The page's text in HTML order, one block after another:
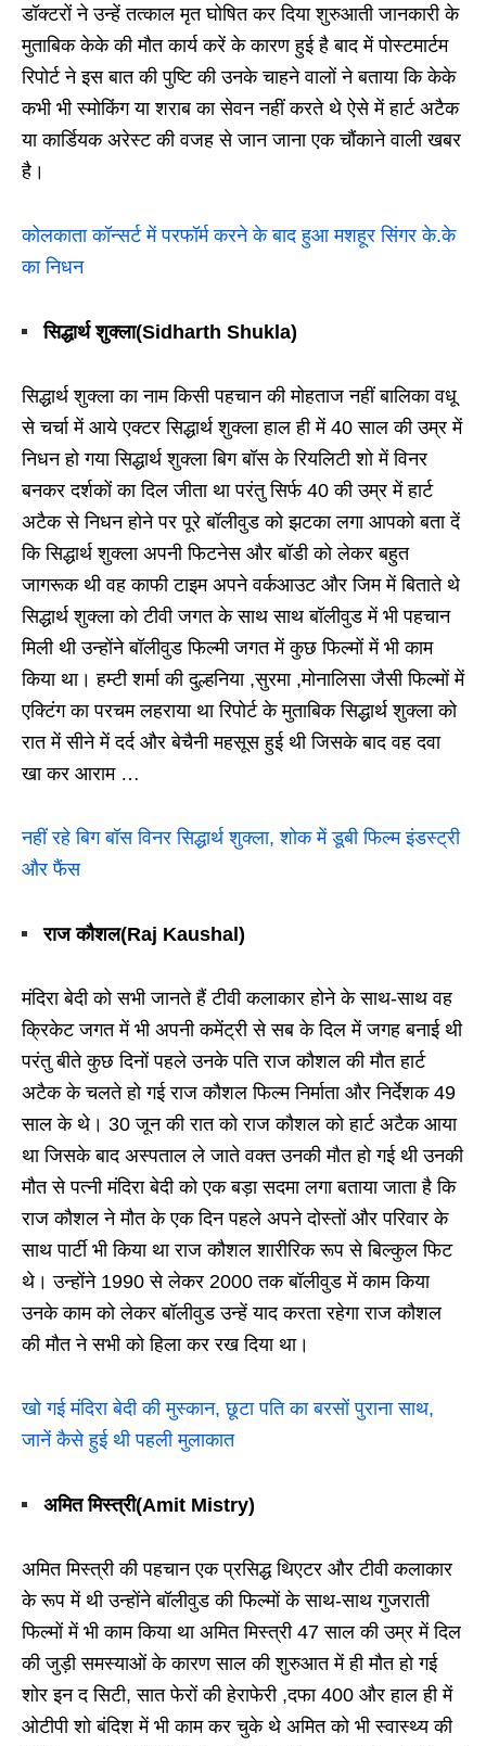
डॉक्टरों ने उन्हें तत्काल मृत घोषित कर दिया शुरुआती जानकारी के
मुताबिक केके की मौत कार्य करें के कारण हुई है बाद में पोस्टमार्टम
रिपोर्ट ने इस बात की पुष्टि की उनके चाहने वालों ने बताया कि केके
कभी भी स्मोकिंग या शराब का सेवन नहीं करते थे ऐसे में हार्ट अटैक
या कार्डियक अरेस्ट की वजह से जान जाना एक चौंकाने वाली खबर
है।
कोलकाता कॉन्सर्ट में परफॉर्म करने के बाद हुआ मशहूर सिंगर के.के
का निधन
सिद्धार्थ शुक्ला(Sidharth Shukla)
सिद्धार्थ शुक्ला का नाम किसी पहचान की मोहताज नहीं बालिका वधू
से चर्चा में आये एक्टर सिद्धार्थ शुक्ला हाल ही में 40 साल की उम्र में
निधन हो गया सिद्धार्थ शुक्ला बिग बॉस के रियलिटी शो में विनर
बनकर दर्शकों का दिल जीता था परंतु सिर्फ 40 की उम्र में हार्ट
अटैक से निधन होने पर पूरे बॉलीवुड को झटका लगा आपको बता दें
कि सिद्धार्थ शुक्ला अपनी फिटनेस और बॉडी को लेकर बहुत
जागरूक थी वह काफी टाइम अपने वर्कआउट और जिम में बिताते थे
सिद्धार्थ शुक्ला को टीवी जगत के साथ साथ बॉलीवुड में भी पहचान
मिली थी उन्होंने बॉलीवुड फिल्मी जगत में कुछ फिल्मों में भी काम
किया था। हम्टी शर्मा की दुल्हनिया ,सुरमा ,मोनालिसा जैसी फिल्मों में
एक्टिंग का परचम लहराया था रिपोर्ट के मुताबिक सिद्धार्थ शुक्ला को
रात में सीने में दर्द और बेचैनी महसूस हुई थी जिसके बाद वह दवा
खा कर आराम …
नहीं रहे बिग बॉस विनर सिद्धार्थ शुक्ला, शोक में डूबी फिल्म इंडस्ट्री
और फैंस
राज कौशल(Raj Kaushal)
मंदिरा बेदी को सभी जानते हैं टीवी कलाकार होने के साथ-साथ वह
क्रिकेट जगत में भी अपनी कमेंट्री से सब के दिल में जगह बनाई थी
परंतु बीते कुछ दिनों पहले उनके पति राज कौशल की मौत हार्ट
अटैक के चलते हो गई राज कौशल फिल्म निर्माता और निर्देशक 49
साल के थे। 30 जून की रात को राज कौशल को हार्ट अटैक आया
था जिसके बाद अस्पताल ले जाते वक्त उनकी मौत हो गई थी उनकी
मौत से पत्नी मंदिरा बेदी को एक बड़ा सदमा लगा बताया जाता है कि
राज कौशल ने मौत के एक दिन पहले अपने दोस्तों और परिवार के
साथ पार्टी भी किया था राज कौशल शारीरिक रूप से बिल्कुल फिट
थे। उन्होंने 1990 से लेकर 2000 तक बॉलीवुड में काम किया
उनके काम को लेकर बॉलीवुड उन्हें याद करता रहेगा राज कौशल
की मौत ने सभी को हिला कर रख दिया था।
खो गई मंदिरा बेदी की मुस्कान, छूटा पति का बरसों पुराना साथ,
जानें कैसे हुई थी पहली मुलाकात
अमित मिस्त्री(Amit Mistry)
अमित मिस्त्री की पहचान एक प्रसिद्ध थिएटर और टीवी कलाकार
के रूप में थी उन्होंने बॉलीवुड की फिल्मों के साथ-साथ गुजराती
फिल्मों में भी काम किया था अमित मिस्त्री 47 साल की उम्र में दिल
की जुड़ी समस्याओं के कारण साल की शुरुआत में ही मौत हो गई
शोर इन द सिटी, सात फेरों की हेराफेरी ,दफा 400 और हाल ही में
ओटीपी शो बंदिश में भी काम कर चुके थे अमित को भी स्वास्थ्य की